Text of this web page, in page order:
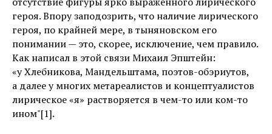
героя. Впору заподозрить, что наличие лирического
героя, по крайней мере, в тыняновском его
понимании — это, скорее, исключение, чем правило.
Как написал в этой связи Михаил Эпштейн:
«у Хлебникова, Мандельштама, поэтов-обэриутов,
а далее у многих метареалистов и концептуалистов
лирическое «я» растворяется в чем-то или ком-то
ином"[1].